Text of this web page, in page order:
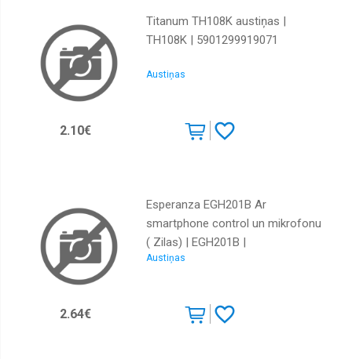
Titanum TH108K austiņas |
TH108K | 5901299919071
Austiņas
2.10€
Esperanza EGH201B Ar
smartphone control un mikrofonu
( Zilas) | EGH201B |
5901299942659
Austiņas
2.64€